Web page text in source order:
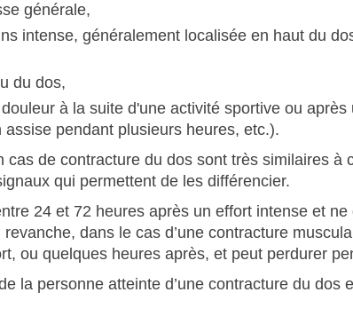
générale,
intense, généralement localisée en haut du
du dos,
à la suite d'une activité sportive ou après
pendant plusieurs heures, etc.).
de contracture du dos sont très similaires à
qui permettent de les différencier.
24 et 72 heures après un effort intense et
revanche, dans le cas d’une contracture
ou quelques heures après, et peut perdurer
la personne atteinte d’une contracture du dos